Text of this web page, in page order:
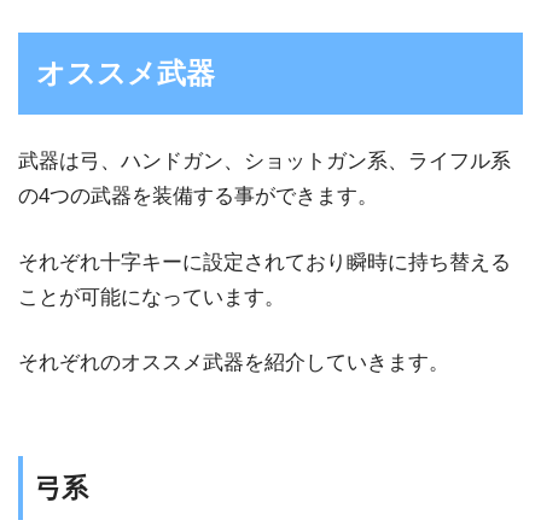
オススメ武器
武器は弓、ハンドガン、ショットガン系、ライフル系
の4つの武器を装備する事ができます。
それぞれ十字キーに設定されており瞬時に持ち替える
ことが可能になっています。
それぞれのオススメ武器を紹介していきます。
弓系